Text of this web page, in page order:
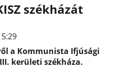
székházát
a Kommunista Ifjúsági
kerületi székháza.